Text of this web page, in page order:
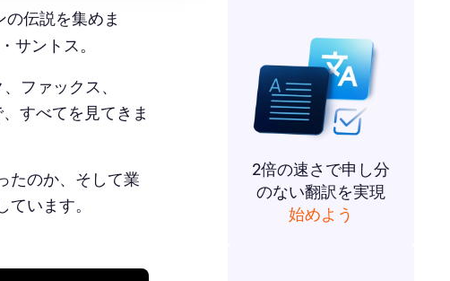
伝説を集めま
サントス。
ファックス、
すべてを見てきま
たのか、そして業
います。
2倍の速さで申し分
のない翻訳を実現
始めよう